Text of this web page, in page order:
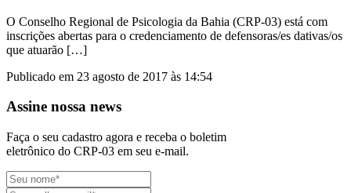
O Conselho Regional de Psicologia da Bahia (CRP-03) está com
inscrições abertas para o credenciamento de defensoras/es dativas/os
que atuarão […]
Publicado em 23 agosto de 2017 às 14:54
Assine nossa news
Faça o seu cadastro agora e receba o boletim
eletrônico do CRP-03 em seu e-mail.